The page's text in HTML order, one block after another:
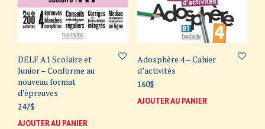
DELF A1 Scolaire et
Junior – Conforme au
nouveau format
d’épreuves
247$
AJOUTER AU PANIER
Adosphère 4 – Cahier
d’activités
160$
AJOUTER AU PANIER